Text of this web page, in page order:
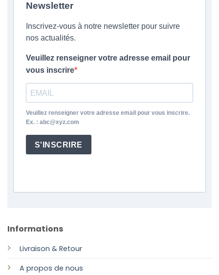
Informations
Livraison & Retour
A propos de nous
Newsletter
Inscrivez-vous à notre newsletter pour suivre
nos actualités.
Veuillez renseigner votre adresse email pour
vous inscrire
Veuillez renseigner votre adresse email pour vous inscrire.
Ex. : abc@xyz.com
S'INSCRIRE